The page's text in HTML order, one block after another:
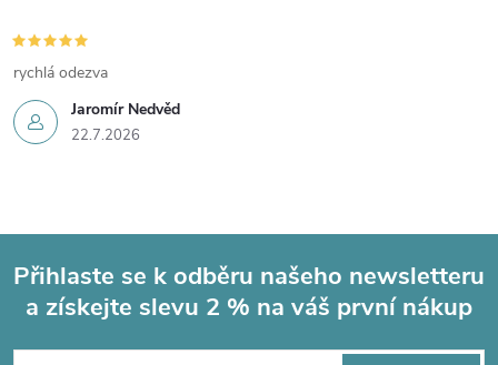
Jaromír Nedvěd
22.7.2026
rychlá odezva
Přihlaste se k odběru našeho newsletteru
a získejte slevu 2 % na váš první nákup